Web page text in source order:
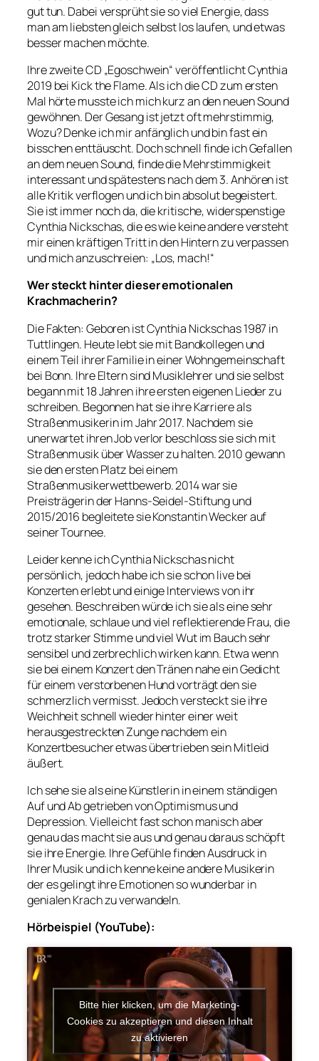
gut tun. Dabei versprüht sie so viel Energie, dass
man am liebsten gleich selbst los laufen, und etwas
besser machen möchte.
Ihre zweite CD „Egoschwein“ veröffentlicht Cynthia
2019 bei Kick the Flame. Als ich die CD zum ersten
Mal hörte musste ich mich kurz an den neuen Sound
gewöhnen. Der Gesang ist jetzt oft mehrstimmig,
Wozu? Denke ich mir anfänglich und bin fast ein
bisschen enttäuscht. Doch schnell finde ich Gefallen
an dem neuen Sound, finde die Mehrstimmigkeit
interessant und spätestens nach dem 3. Anhören ist
alle Kritik verflogen und ich bin absolut begeistert.
Sie ist immer noch da, die kritische, widerspenstige
Cynthia Nickschas, die es wie keine andere versteht
mir einen kräftigen Tritt in den Hintern zu verpassen
und mich anzuschreien: „Los, mach!“
Wer steckt hinter dieser emotionalen
Krachmacherin?
Die Fakten: Geboren ist Cynthia Nickschas 1987 in
Tuttlingen. Heute lebt sie mit Bandkollegen und
einem Teil ihrer Familie in einer Wohngemeinschaft
bei Bonn. Ihre Eltern sind Musiklehrer und sie selbst
begann mit 18 Jahren ihre ersten eigenen Lieder zu
schreiben. Begonnen hat sie ihre Karriere als
Straßenmusikerin im Jahr 2017. Nachdem sie
unerwartet ihren Job verlor beschloss sie sich mit
Straßenmusik über Wasser zu halten. 2010 gewann
sie den ersten Platz bei einem
Straßenmusikerwettbewerb. 2014 war sie
Preisträgerin der Hanns-Seidel-Stiftung und
2015/2016 begleitete sie Konstantin Wecker auf
seiner Tournee.
Leider kenne ich Cynthia Nickschas nicht
persönlich, jedoch habe ich sie schon live bei
Konzerten erlebt und einige Interviews von ihr
gesehen. Beschreiben würde ich sie als eine sehr
emotionale, schlaue und viel reflektierende Frau, die
trotz starker Stimme und viel Wut im Bauch sehr
sensibel und zerbrechlich wirken kann. Etwa wenn
sie bei einem Konzert den Tränen nahe ein Gedicht
für einem verstorbenen Hund vorträgt den sie
schmerzlich vermisst. Jedoch versteckt sie ihre
Weichheit schnell wieder hinter einer weit
herausgestreckten Zunge nachdem ein
Konzertbesucher etwas übertrieben sein Mitleid
äußert.
Ich sehe sie als eine Künstlerin in einem ständigen
Auf und Ab getrieben von Optimismus und
Depression. Vielleicht fast schon manisch aber
genau das macht sie aus und genau daraus schöpft
sie ihre Energie. Ihre Gefühle finden Ausdruck in
Ihrer Musik und ich kenne keine andere Musikerin
der es gelingt ihre Emotionen so wunderbar in
genialen Krach zu verwandeln.
Hörbeispiel (YouTube):
Bitte hier klicken, um die Marketing-
Cookies zu akzeptieren und diesen Inhalt
zu aktivieren